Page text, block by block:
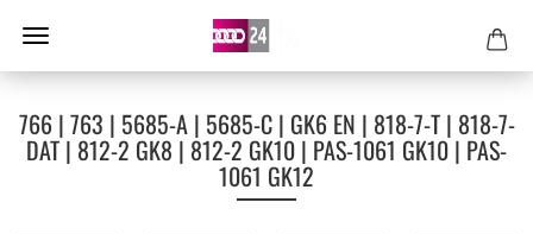
766 | 763 | 5685-A | 5685-C | GK6 EN | 818-7-T | 818-7-
DAT | 812-2 GK8 | 812-2 GK10 | PAS-1061 GK10 | PAS-
1061 GK12